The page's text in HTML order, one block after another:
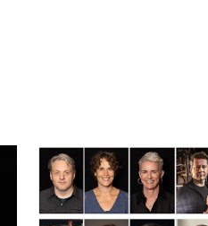
ansatte
og arrangementer